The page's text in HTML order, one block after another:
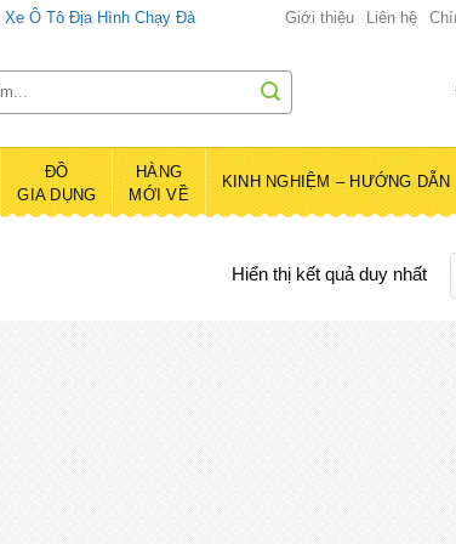
Xe Ô Tô Địa Hình Chạy Đà Giới thiệu Liên hệ
ĐỒ
GIA DỤNG
HÀNG
MỚI VỀ
KINH NGHIỆM – HƯỚNG DẪN
Hiển thị kết quả duy nhất